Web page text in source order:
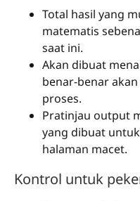
Total hasil yang
matematis
saat ini.
Akan dibuat
benar-benar
proses.
Pratinjau output
yang dibuat
halaman macet.
Kontrol untuk